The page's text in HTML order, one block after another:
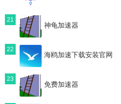
21
神龟加速器
22
海鸥加速下载安装官网
23
免费加速器